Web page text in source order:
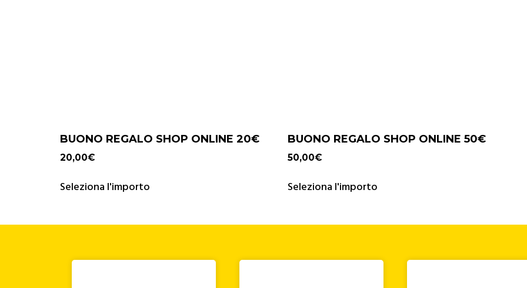
BUONO REGALO SHOP ONLINE 20€
20,00€
Seleziona l'importo
BUONO REGALO SHOP ONLINE 50€
50,00€
Seleziona l'importo